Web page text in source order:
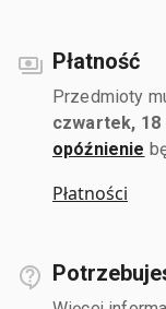
Płatność
Przedmioty
czwartek, 18
opóźnienie
Płatności